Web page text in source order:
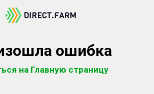
ошибка
на Главную страницу